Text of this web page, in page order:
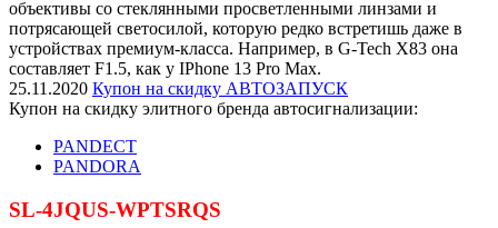
объективы со стеклянными просветленными линзами и
потрясающей светосилой, которую редко встретишь даже в
устройствах премиум-класса. Например, в G-Tech X83 она
составляет F1.5, как у IPhone 13 Pro Max.
25.11.2020 Купон на скидку АВТОЗАПУСК
Купон на скидку элитного бренда автосигнализации:
PANDECT
PANDORA
SL-4JQUS-WPTSRQS